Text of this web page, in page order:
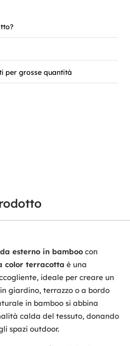
per grosse quantità
esterno in bamboo con
color terracotta è una
ideale per creare un
giardino, terrazzo o a bordo
in bamboo si abbina
calda del tessuto, donando
spazi outdoor.